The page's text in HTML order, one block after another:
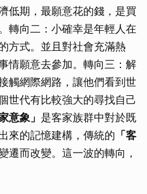
低期，最願意花的錢，是買
轉向二：小確幸是年輕人在
方式。並且對社會充滿熱
情願意去參加。轉向三：解
觸網際網路，讓他們看到世
世代有比較強大的尋找自己
意象」 是客家族群中對於既
來的記憶建構，傳統的 「客
遷而改變。這一波的轉向，